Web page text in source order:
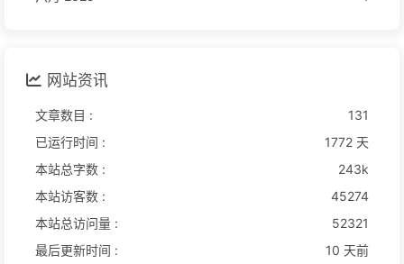
网站资讯
文章数目 :
131
已运行时间 :
1772 天
本站总字数 :
243k
本站访客数 :
45274
本站总访问量 :
52321
最后更新时间 :
10 天前